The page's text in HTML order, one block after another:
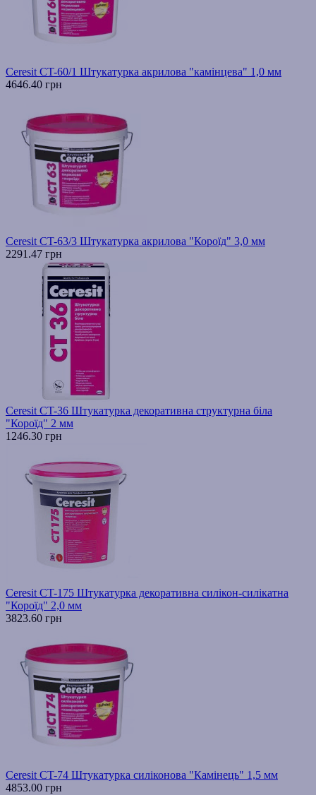
Ceresit CT-60/1 Штукатурка акрилова "камінцева" 1,0 мм
4646.40 грн
Ceresit CT-63/3 Штукатурка акрилова "Короїд" 3,0 мм
2291.47 грн
Ceresit CT-36 Штукатурка декоративна структурна біла
"Короїд" 2 мм
1246.30 грн
Ceresit CT-175 Штукатурка декоративна силікон-силікатна
"Короїд" 2,0 мм
3823.60 грн
Ceresit CT-74 Штукатурка силіконова "Камінець" 1,5 мм
4853.00 грн